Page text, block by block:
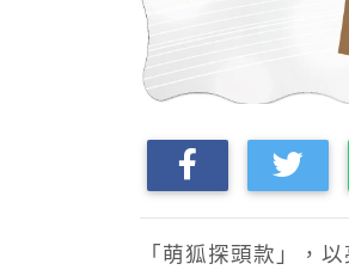
「萌狐探頭款」，